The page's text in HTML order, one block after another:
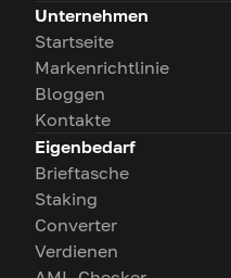
Unternehmen
Startseite
Markenrichtlinie
Bloggen
Kontakte
Eigenbedarf
Brieftasche
Staking
Converter
Verdienen